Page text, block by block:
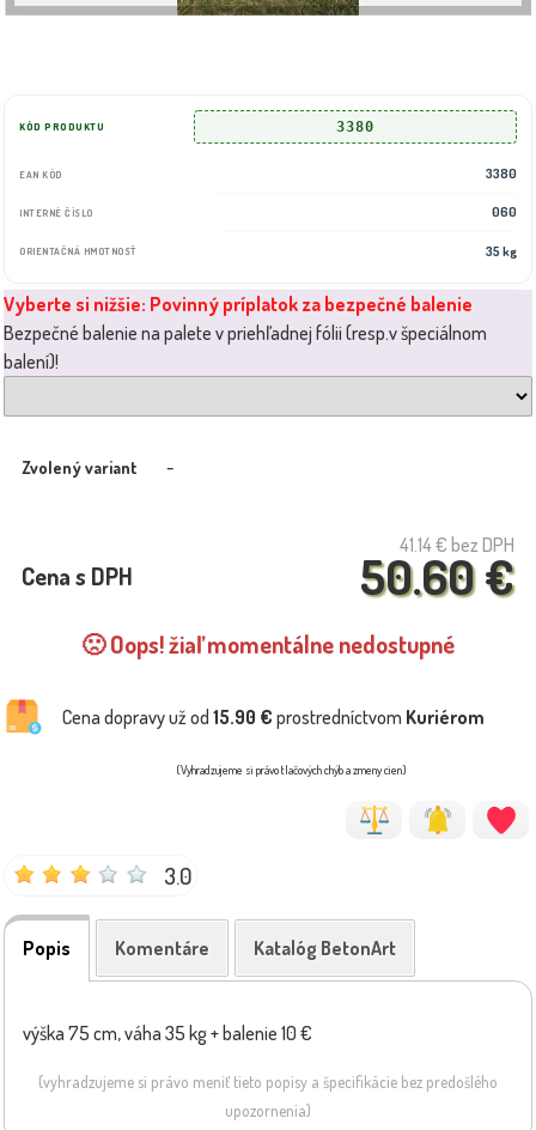
KÓD PRODUKTU 3380
EAN KÓD 3380
INTERNÉ ČÍSLO 060
ORIENTAČNÁ HMOTNOSŤ 35 kg
Vyberte si nižšie: Povinný príplatok za bezpečné balenie
Bezpečné balenie na palete v priehľadnej fólii (resp.v špeciálnom
balení)!
Zvolený variant -
41.14 € bez DPH
50.60 €
Cena s DPH
🙁 Oops! žiaľ momentálne nedostupné
Cena dopravy už od 15.90 € prostredníctvom Kuriérom
(Vyhradzujeme si právo tlačových chýb a zmeny cien)
3.0
Popis Komentáre Katalóg BetonArt
výška 75 cm, váha 35 kg + balenie 10 €
(vyhradzujeme si právo meniť tieto popisy a špecifikácie bez predošlého
upozornenia)